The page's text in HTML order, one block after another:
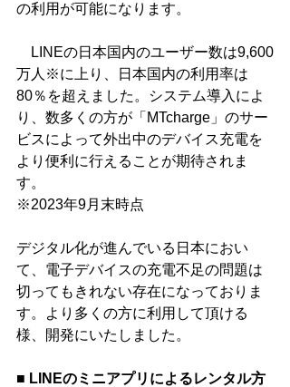
の利用が可能になります。
LINEの日本国内のユーザー数は9,600
万人※に上り、日本国内の利用率は
80％を超えました。システム導入によ
り、数多くの方が「MTcharge」のサー
ビスによって外出中のデバイス充電を
より便利に行えることが期待されま
す。
※2023年9月末時点
デジタル化が進んでいる日本におい
て、電子デバイスの充電不足の問題は
切ってもきれない存在になっておりま
す。より多くの方に利用して頂ける
様、開発にいたしました。
■ LINEのミニアプリによるレンタル方